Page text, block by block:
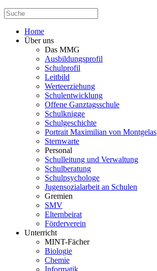
Home
Über uns
Das MMG
Ausbildungsprofil
Schulprofil
Leitbild
Werteerziehung
Schulentwicklung
Offene Ganztagsschule
Schulknigge
Schulgeschichte
Portrait Maximilian von Montgelas
Sternwarte
Personal
Schulleitung und Verwaltung
Schulberatung
Schulpsychologe
Jugensozialarbeit an Schulen
Gremien
SMV
Elternbeirat
Förderverein
Unterricht
MINT-Fächer
Biologie
Chemie
Informatik